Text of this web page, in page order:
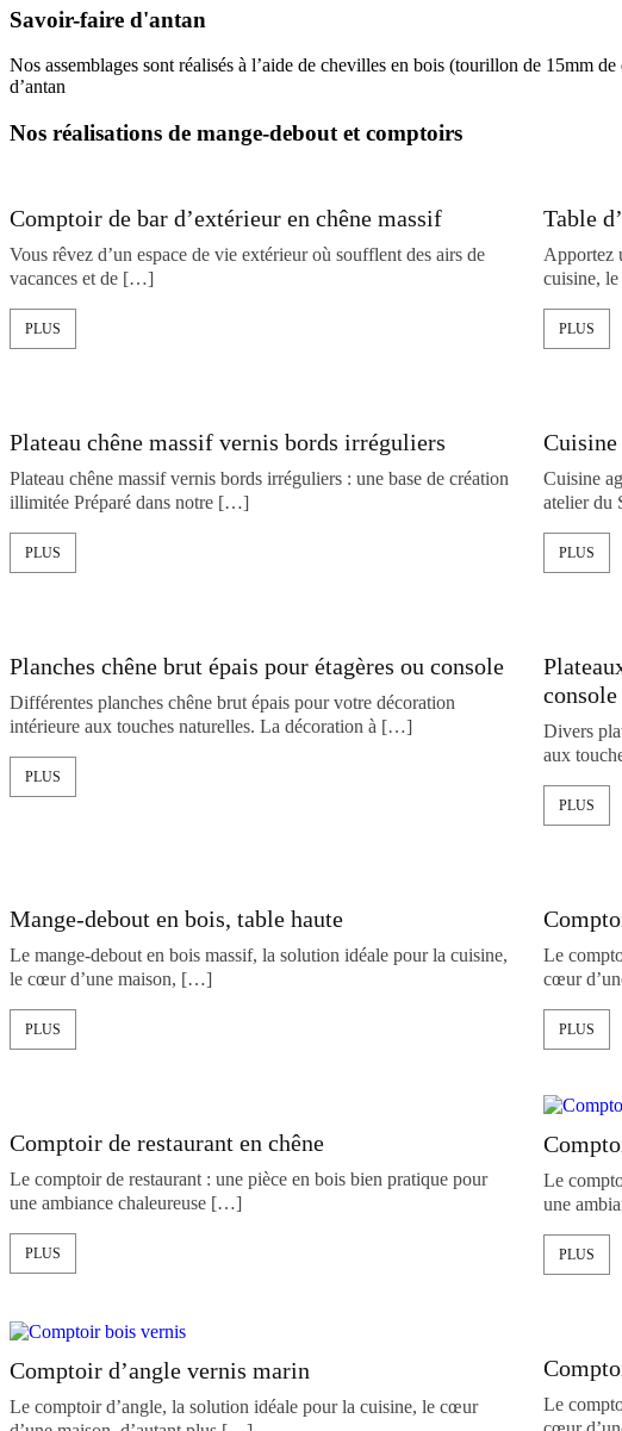
Savoir-faire d'antan
Nos assemblages sont réalisés à l’aide de chevilles en bois (tourillon de 15mm
d’antan
Nos réalisations de mange-debout et comptoirs
Comptoir de bar d’extérieur en chêne massif
Vous rêvez d’un espace de vie extérieur où soufflent des airs de
vacances et de […]
PLUS
Table
Apportez
cuisine,
PLUS
Plateau chêne massif vernis bords irréguliers
Plateau chêne massif vernis bords irréguliers : une base de création
illimitée Préparé dans notre […]
PLUS
Cuisine
atelier
PLUS
Planches chêne brut épais pour étagères ou console
Différentes planches chêne brut épais pour votre décoration
intérieure aux touches naturelles. La décoration à […]
PLUS
console
Divers
aux
PLUS
Mange-debout en bois, table haute
Le mange-debout en bois massif, la solution idéale pour la cuisine,
le cœur d’une maison, […]
PLUS
Le
cœur
PLUS
Comptoir de restaurant en chêne
Le comptoir de restaurant : une pièce en bois bien pratique pour
une ambiance chaleureuse […]
PLUS
Le
une
PLUS
Comptoir d’angle vernis marin
Le comptoir d’angle, la solution idéale pour la cuisine, le cœur
Le